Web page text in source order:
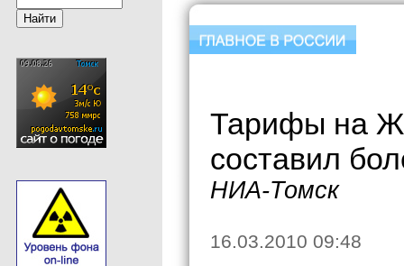
Тарифы на
составил
НИА-Томск
16.03.2010 09:48